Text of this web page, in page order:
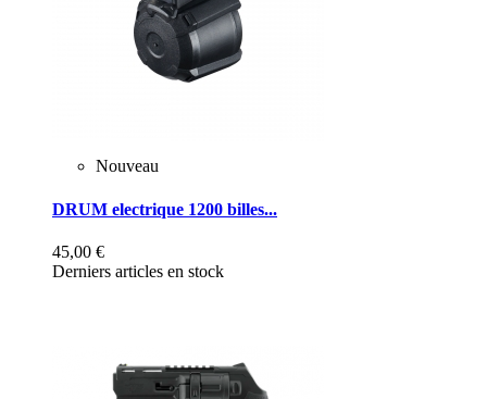
Nouveau
DRUM electrique 1200 billes...
45,00 €
Derniers articles en stock